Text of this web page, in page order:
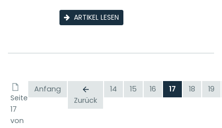
ARTIKEL LESEN
Seite
17
von
Anfang
Zurück
14 15 16 17 18 19